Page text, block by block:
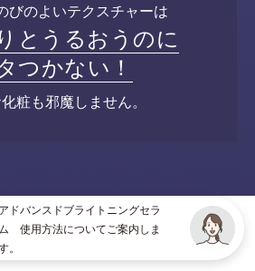
びのよいテクスチャーは
とうるおうのに
つかない！
粧も邪魔しません。
アドバンスドブライトニングセラ
使用方法についてご案内しま
。